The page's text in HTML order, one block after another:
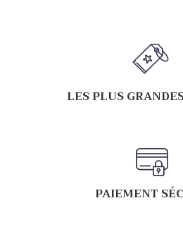
LES PLUS
PAIEMENT